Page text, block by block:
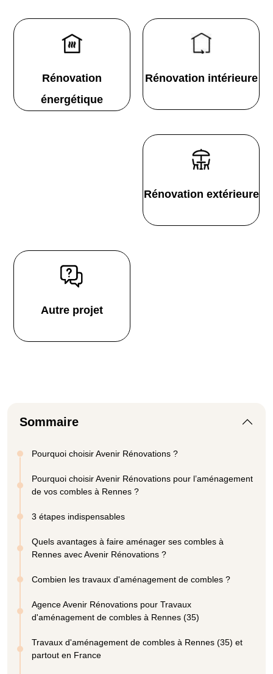
Rénovation
énergétique
Rénovation intérieure
Rénovation extérieure
Autre projet
Sommaire
Pourquoi choisir Avenir Rénovations ?
Pourquoi choisir Avenir Rénovations pour l’aménagement
de vos combles à Rennes ?
3 étapes indispensables
Quels avantages à faire aménager ses combles à
Rennes avec Avenir Rénovations ?
Combien les travaux d'aménagement de combles ?
Agence Avenir Rénovations pour Travaux
d'aménagement de combles à Rennes (35)
Travaux d'aménagement de combles à Rennes (35) et
partout en France